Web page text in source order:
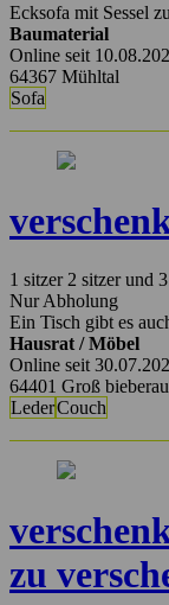
Ecksofa mit Sessel
Baumaterial
Online seit
64367 Mühltal
Sofa
1 sitzer 2 sitzer und
Nur Abholung
Ein Tisch gibt es
Hausrat / Möbel
Online seit
64401 Groß bieberau
LederCouch
zu